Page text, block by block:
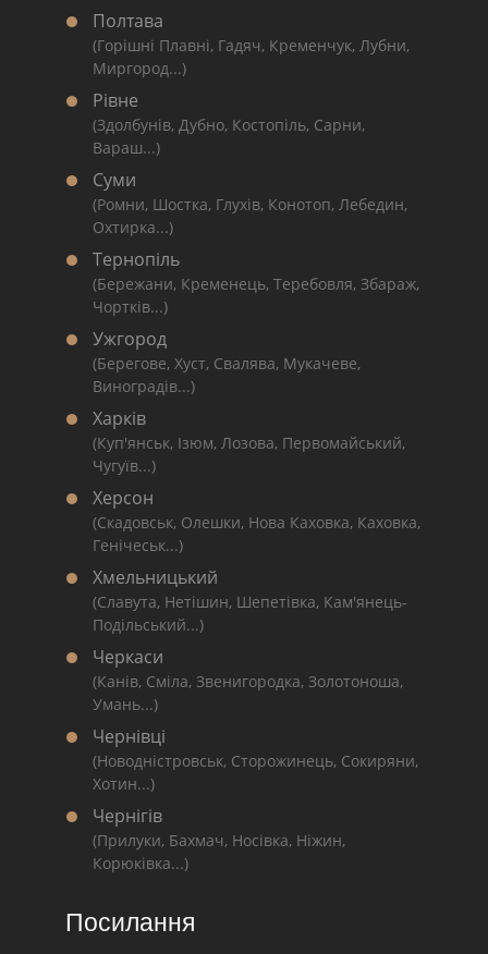
Полтава
(Горішні Плавні, Гадяч, Кременчук, Лубни,
Миргород...)
Рівне
(Здолбунів, Дубно, Костопіль, Сарни,
Вараш...)
Суми
(Ромни, Шостка, Глухів, Конотоп, Лебедин,
Охтирка...)
Тернопіль
(Бережани, Кременець, Теребовля, Збараж,
Чортків...)
Ужгород
(Берегове, Хуст, Свалява, Мукачеве,
Виноградів...)
Харків
(Куп'янськ, Ізюм, Лозова, Первомайський,
Чугуїв...)
Херсон
(Скадовськ, Олешки, Нова Каховка, Каховка,
Генічеськ...)
Хмельницький
(Славута, Нетішин, Шепетівка, Кам'янець-
Подільський...)
Черкаси
(Канів, Сміла, Звенигородка, Золотоноша,
Умань...)
Чернівці
(Новодністровськ, Сторожинець, Сокиряни,
Хотин...)
Чернігів
(Прилуки, Бахмач, Носівка, Ніжин,
Корюківка...)
Посилання